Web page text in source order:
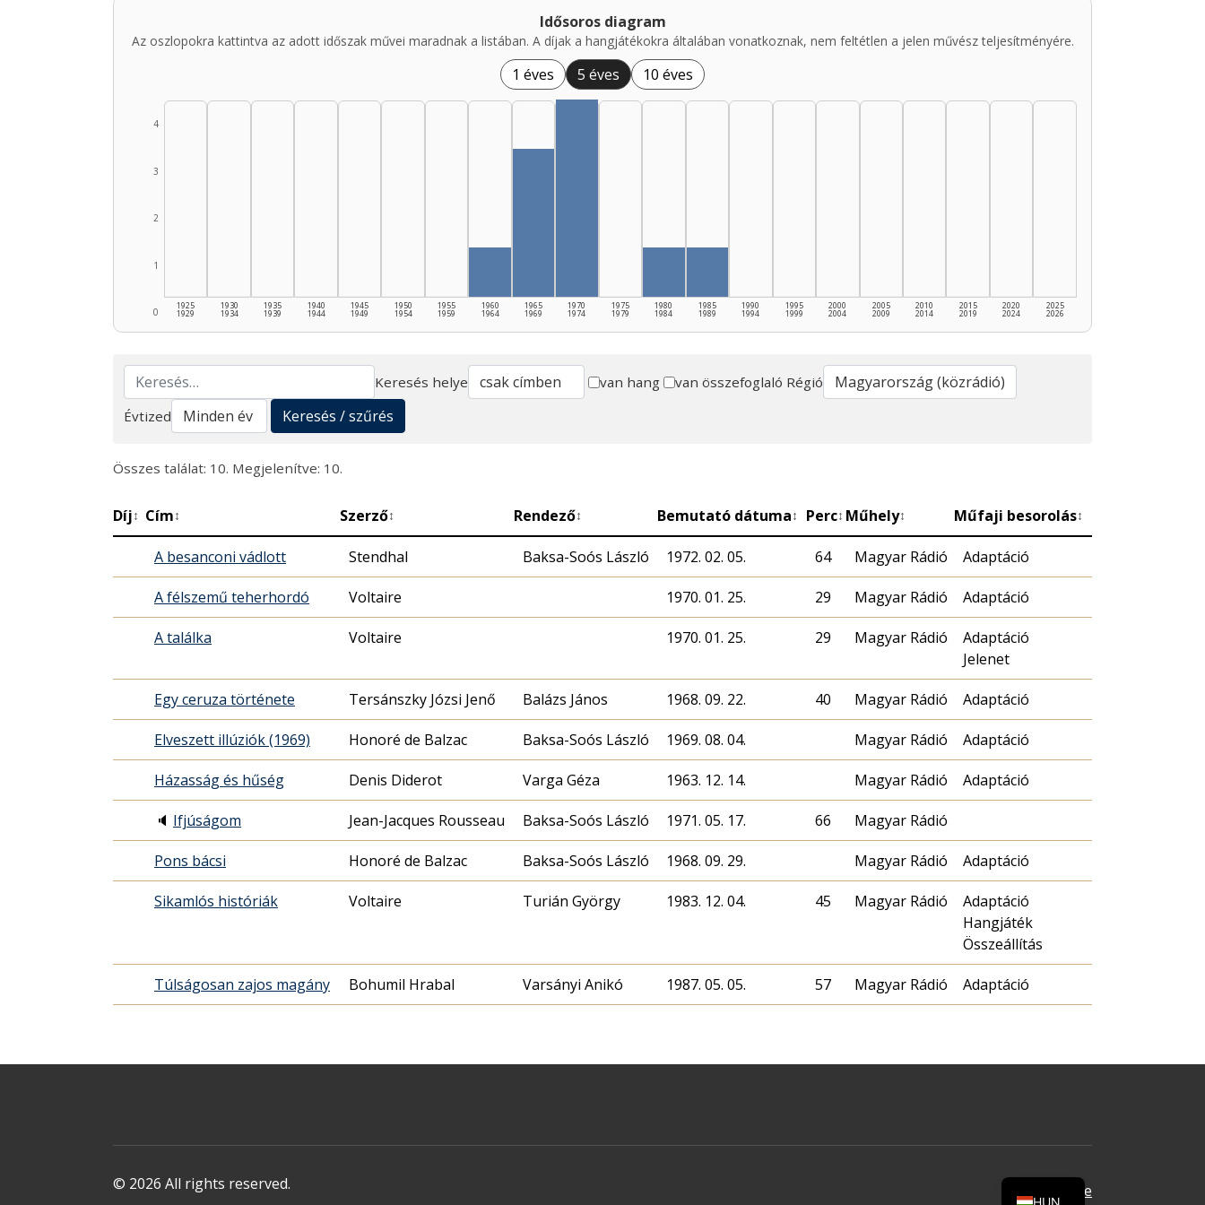
Idősoros diagram
Az oszlopokra kattintva az adott időszak művei maradnak a listában. A díjak a hangjátékokra általában vonatkoznak, nem feltétlen a jelen művész teljesítményére.
1 éves 5 éves 10 éves
0
1
2
3
4
1925
1929
1930
1934
1935
1939
1940
1944
1945
1949
1950
1954
1955
1959
1960
1964
1965
1969
1970
1974
1975
1979
1980
1984
1985
1989
1990
1994
1995
1999
2000
2004
2005
2009
2010
2014
2015
2019
2020
2024
2025
2026
Keresés
Keresés helye van hang van összefoglaló Régió
Évtized
Keresés / szűrés
Összes találat: 10. Megjelenítve: 10.
Díj↕ Cím↕ Szerző↕ Rendező↕ Bemutató dátuma↕ Perc↕ Műhely↕ Műfaji besorolás↕
A besanconi vádlott Stendhal Baksa-Soós László 1972. 02. 05. 64 Magyar Rádió Adaptáció
A félszemű teherhordó Voltaire 1970. 01. 25. 29 Magyar Rádió Adaptáció
A találka Voltaire 1970. 01. 25. 29 Magyar Rádió
Adaptáció
Jelenet
Egy ceruza története Tersánszky Józsi Jenő Balázs János 1968. 09. 22. 40 Magyar Rádió Adaptáció
Elveszett illúziók (1969) Honoré de Balzac Baksa-Soós László 1969. 08. 04. Magyar Rádió Adaptáció
Házasság és hűség Denis Diderot Varga Géza 1963. 12. 14. Magyar Rádió Adaptáció
🔈 Ifjúságom Jean-Jacques Rousseau Baksa-Soós László 1971. 05. 17. 66 Magyar Rádió
Pons bácsi Honoré de Balzac Baksa-Soós László 1968. 09. 29. Magyar Rádió Adaptáció
Sikamlós históriák Voltaire Turián György 1983. 12. 04. 45 Magyar Rádió
Adaptáció
Hangjáték
Összeállítás
Túlságosan zajos magány Bohumil Hrabal Varsányi Anikó 1987. 05. 05. 57 Magyar Rádió Adaptáció
© 2026 All rights reserved. Oldal tetejére
HUN